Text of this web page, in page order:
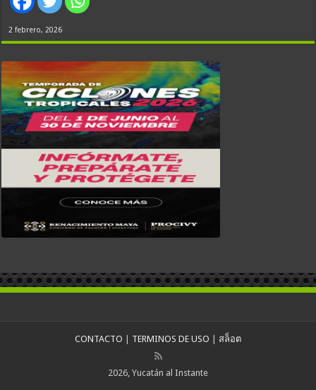
2 febrero, 2026
CONTACTO TERMINOS DE USO สล็อต
2026, Yucatán al Instante